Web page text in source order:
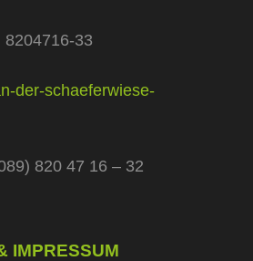
8204716-33
der-schaeferwiese-
820 47 16 – 32
IMPRESSUM